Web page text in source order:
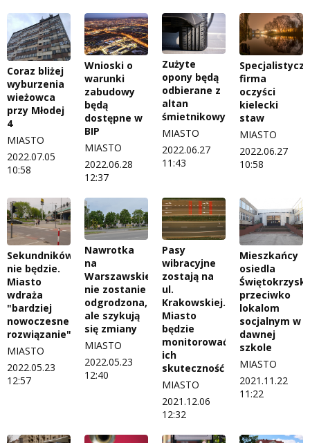
Coraz bliżej
wyburzenia
wieżowca
przy Młodej
4
MIASTO
2022.07.05
10:58
Wnioski o
warunki
zabudowy
będą
dostępne w
BIP
MIASTO
2022.06.28
12:37
Zużyte
opony będą
odbierane z
altan
śmietnikowych?
MIASTO
2022.06.27
11:43
firma
oczyści
kielecki
staw
MIASTO
2022.06.27
10:58
Sekundników
nie będzie.
Miasto
wdraża
"bardziej
nowoczesne
rozwiązanie"
MIASTO
2022.05.23
12:57
Nawrotka
na
Warszawskiej
nie zostanie
odgrodzona,
ale szykują
się zmiany
MIASTO
2022.05.23
12:40
Pasy
wibracyjne
zostają na
ul.
Krakowskiej.
Miasto
będzie
monitorować
ich
skuteczność
MIASTO
2021.12.06
12:32
Mieszkańcy
osiedla
przeciwko
lokalom
socjalnym w
dawnej
szkole
MIASTO
2021.11.22
11:22